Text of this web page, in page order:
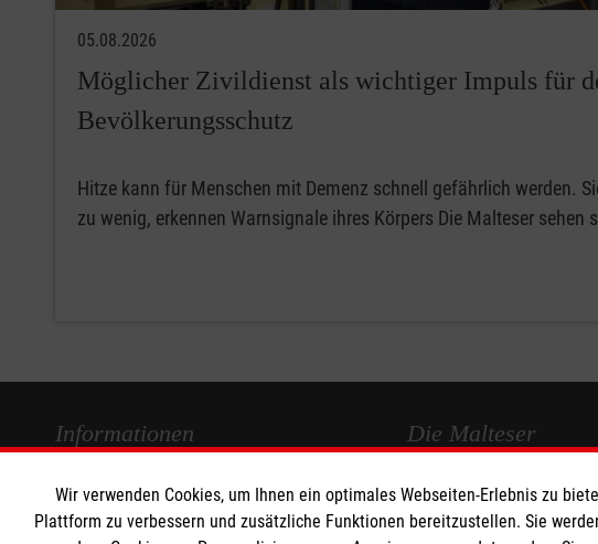
05.08.2026
Möglicher Zivildienst als wichtiger Impuls für
Bevölkerungsschutz
Hitze kann für Menschen mit Demenz schnell gefährlich werden.
zu wenig, erkennen Warnsignale ihres Körpers Die Malteser sehen
Informationen
Impressum
Datenschutz
Die Malteser
Malteser in Deutschland
Malteserorden
Wir verwenden Cookies, um Ihnen ein optimales Webseiten-Erlebnis zu
Plattform zu verbessern und zusätzliche Funktionen bereitzustellen. Sie